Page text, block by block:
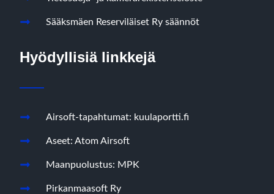
Sääksmäen Reserviläiset Ry säännöt
Hyödyllisiä linkkejä
Airsoft-tapahtumat: kuulaportti.fi
Aseet: Atom Airsoft
Maanpuolustus: MPK
Pirkanmaasoft Ry